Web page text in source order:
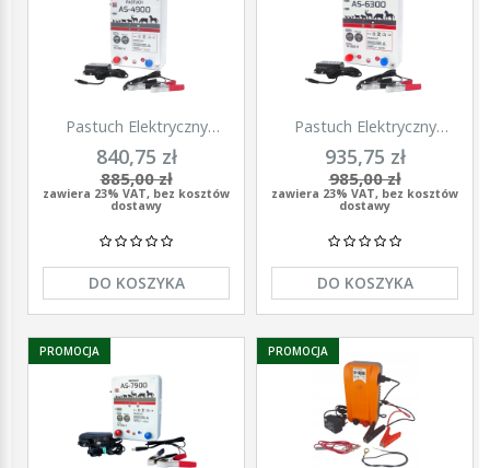
Pastuch Elektryczny
Elektryzator uniwersalny
Pomelac AS-4900 4,9Jula
840,75 zł
885,00 zł
zawiera 23% VAT, bez kosztów
dostawy
DO KOSZYKA
Pastuch Elektryczny
Elektryzator uniwersalny
Pomelac AS-6300 6,3Jula
935,75 zł
985,00 zł
zawiera 23% VAT, bez kosztów
dostawy
DO KOSZYKA
PROMOCJA PROMOCJA